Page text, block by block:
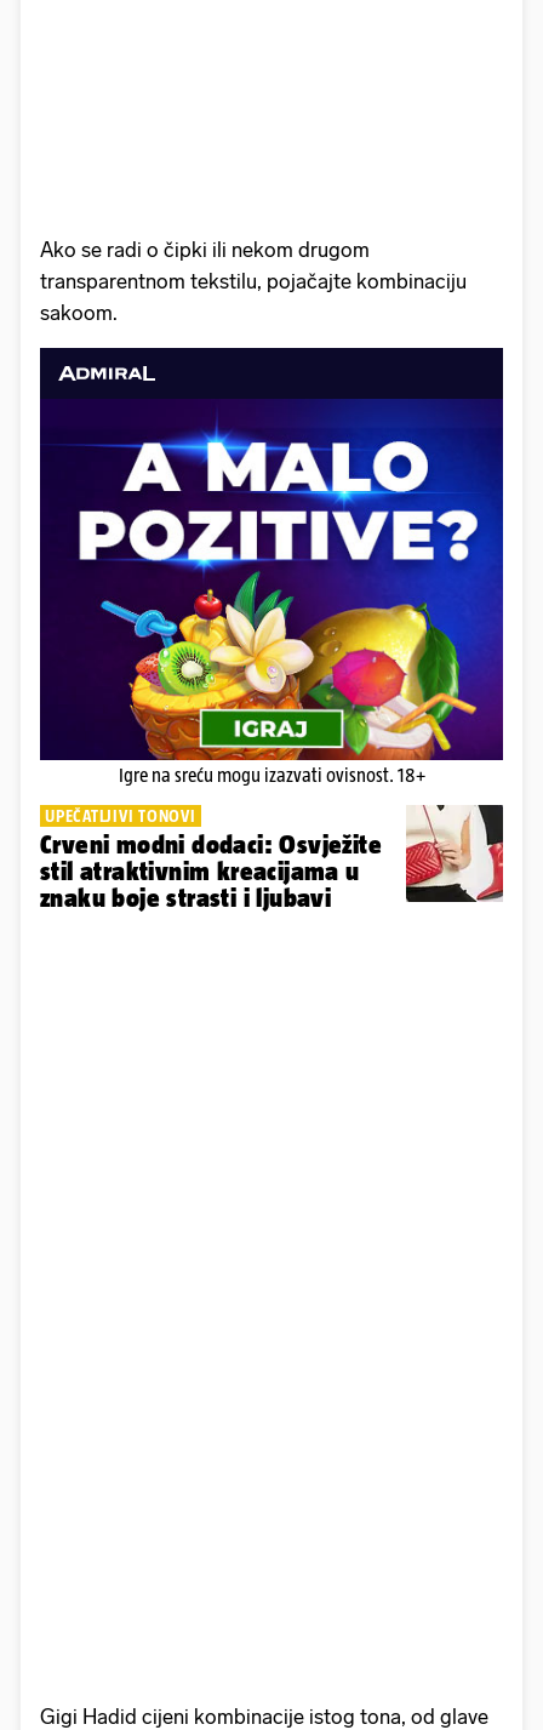
Ako se radi o čipki ili nekom drugom
transparentnom tekstilu, pojačajte kombinaciju
sakoom.
Igre na sreću mogu izazvati ovisnost. 18+
UPEČATLJIVI TONOVI
Crveni modni dodaci: Osvježite
stil atraktivnim kreacijama u
znaku boje strasti i ljubavi
Gigi Hadid cijeni kombinacije istog tona, od glave